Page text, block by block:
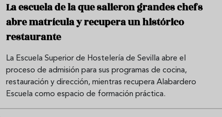
La escuela de la que salieron grandes chefs
abre matrícula y recupera un histórico
restaurante
La Escuela Superior de Hostelería de Sevilla abre el
proceso de admisión para sus programas de cocina,
restauración y dirección, mientras recupera Alabardero
Escuela como espacio de formación práctica.